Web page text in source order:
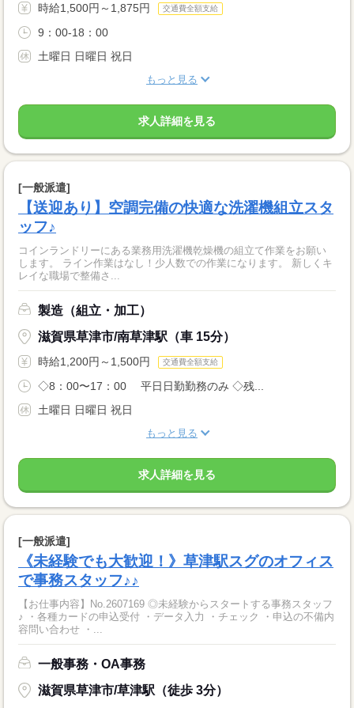
時給1,500円～1,875円 交通費全額支給
9：00-18：00
土曜日 日曜日 祝日
もっと見る
求人詳細を見る
[一般派遣]
【送迎あり】空調完備の快適な洗濯機組立スタ
ッフ♪
コインランドリーにある業務用洗濯機乾燥機の組立て作業をお願い
します。 ライン作業はなし！少人数での作業になります。 新しくキ
レイな職場で整備さ...
製造（組立・加工）
滋賀県草津市/南草津駅（車 15分）
時給1,200円～1,500円 交通費全額支給
◇8：00〜17：00 平日日勤勤務のみ ◇残...
土曜日 日曜日 祝日
もっと見る
求人詳細を見る
[一般派遣]
《未経験でも大歓迎！》草津駅スグのオフィス
で事務スタッフ♪♪
【お仕事内容】No.2607169 ◎未経験からスタートする事務スタッフ
♪ ・各種カードの申込受付 ・データ入力 ・チェック ・申込の不備内
容問い合わせ ・...
一般事務・OA事務
滋賀県草津市/草津駅（徒歩 3分）